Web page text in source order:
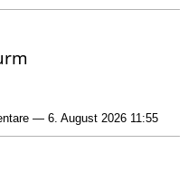
— 6. August 2026 11:55